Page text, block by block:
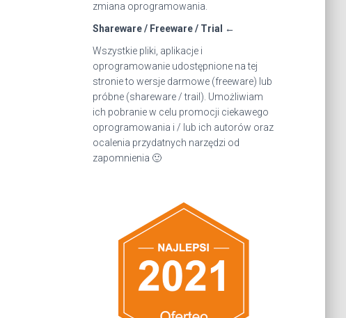
zmiana oprogramowania.
Shareware / Freeware / Trial ←
Wszystkie pliki, aplikacje i
oprogramowanie udostępnione na tej
stronie to wersje darmowe (freeware) lub
próbne (shareware / trail). Umożliwiam
ich pobranie w celu promocji ciekawego
oprogramowania i / lub ich autorów oraz
ocalenia przydatnych narzędzi od
zapomnienia 🙂